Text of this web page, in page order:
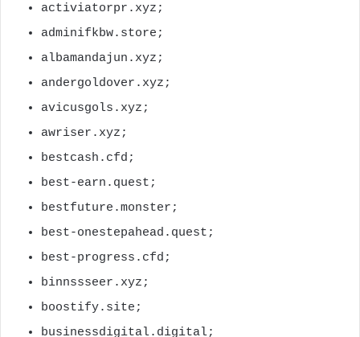
activiatorpr.xyz;
adminifkbw.store;
albamandajun.xyz;
andergoldover.xyz;
avicusgols.xyz;
awriser.xyz;
bestcash.cfd;
best-earn.quest;
bestfuture.monster;
best-onestepahead.quest;
best-progress.cfd;
binnssseer.xyz;
boostify.site;
businessdigital.digital;